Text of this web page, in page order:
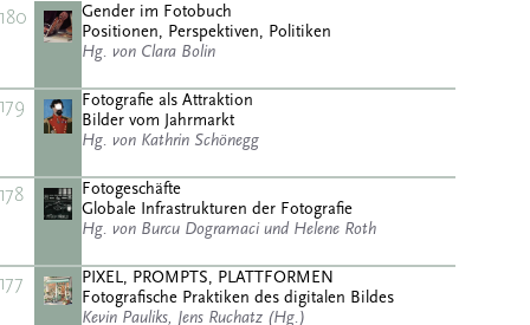
180
Gender im Fotobuch
Positionen, Perspektiven, Politiken
Hg. von Clara Bolin
179
Fotografie als Attraktion
Bilder vom Jahrmarkt
Hg. von Kathrin Schönegg
178
Fotogeschäfte
Globale Infrastrukturen der Fotografie
Hg. von Burcu Dogramaci und Helene Roth
177
PIXEL, PROMPTS, PLATTFORMEN
Fotografische Praktiken des digitalen Bildes
Kevin Pauliks, Jens Ruchatz (Hg.)